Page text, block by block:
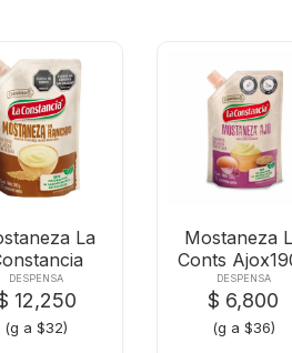
La
X380g
DESPENSA
12,250
(g a $32)
Mostaneza
Conts
DESPENSA
$ 6,800
(g a $36)